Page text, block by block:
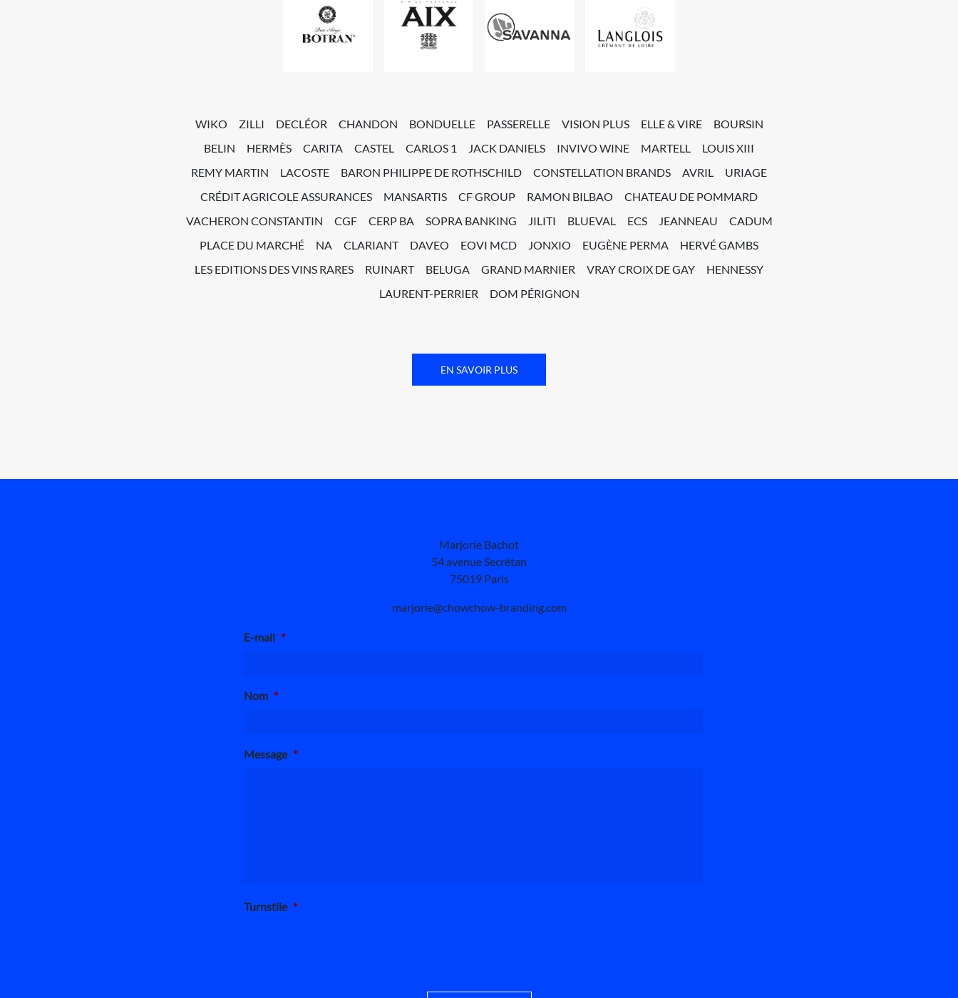
WIKO ZILLI DECLÉOR CHANDON BONDUELLE PASSERELLE VISION PLUS ELLE & VIRE
BOURSIN
BELIN
HERMÈS CARITA CASTEL CARLOS 1 JACK DANIELS INVIVO WINE MARTELL
LOUIS XIII
REMY MARTIN
LACOSTE BARON PHILIPPE DE ROTHSCHILD CONSTELLATION BRANDS AVRIL
URIAGE
CRÉDIT AGRICOLE ASSURANCES
MANSARTIS CF GROUP RAMON BILBAO
CHATEAU DE POMMARD
VACHERON CONSTANTIN
CGF CERP BA SOPRA BANKING JILITI BLUEVAL ECS JEANNEAU
CADUM
PLACE DU MARCHÉ
NA CLARIANT DAVEO EOVI MCD JONXIO EUGÈNE PERMA
HERVÉ GAMBS
LES EDITIONS DES VINS RARES
RUINART BELUGA GRAND MARNIER VRAY CROIX DE GAY
HENNESSY
LAURENT-PERRIER
DOM PÉRIGNON
EN SAVOIR PLUS
Marjorie Bachot
54 avenue Secrétan
75019 Paris
marjorie@chowchow-branding.com
E-mail *
Nom *
Message *
Turnstile *